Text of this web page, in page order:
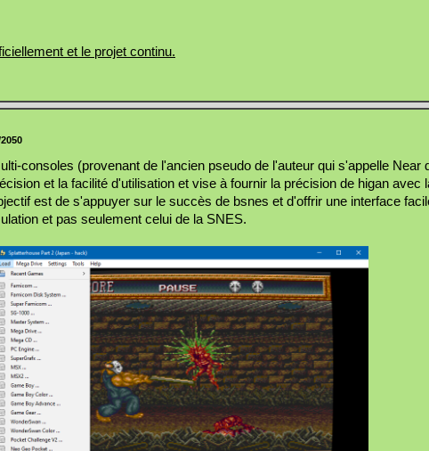
et le projet continu.
consoles (provenant de l'ancien pseudo de l'auteur qui s'appelle Near
et la facilité d'utilisation et vise à fournir la précision de higan avec
est de s'appuyer sur le succès de bsnes et d'offrir une interface
et pas seulement celui de la SNES.